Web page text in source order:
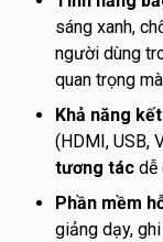
sáng xanh,
người dùng
quan trọng
Khả năng
(HDMI, USB,
tương tác dễ
Phần mềm
giảng dạy,